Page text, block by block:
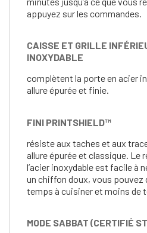
appuyez sur les commandes.
CAISSE ET GRILLE
INOXYDABLE
complètent la porte en acier
allure épurée et finie.
FINI PRINTSHIELD™
résiste aux taches et aux
allure épurée et classique. Le
l’acier inoxydable est facile à
un chiffon doux, vous pouvez
temps à cuisiner et moins de
MODE SABBAT (CERTIFIÉ